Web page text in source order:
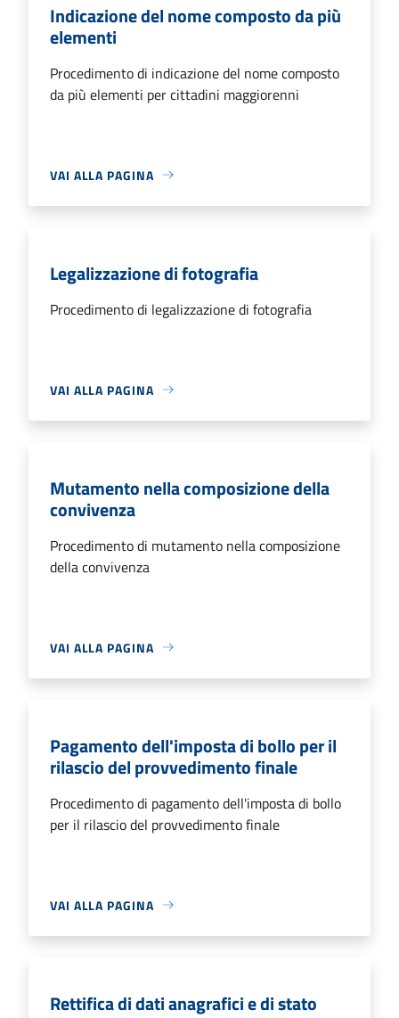
Indicazione del nome composto da più
elementi
Procedimento di indicazione del nome composto
da più elementi per cittadini maggiorenni
VAI ALLA PAGINA
Legalizzazione di fotografia
Procedimento di legalizzazione di fotografia
VAI ALLA PAGINA
Mutamento nella composizione della
convivenza
Procedimento di mutamento nella composizione
della convivenza
VAI ALLA PAGINA
Pagamento dell'imposta di bollo per il
rilascio del provvedimento finale
Procedimento di pagamento dell'imposta di bollo
per il rilascio del provvedimento finale
VAI ALLA PAGINA
Rettifica di dati anagrafici e di stato